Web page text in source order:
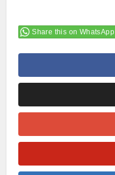
Share this on WhatsApp